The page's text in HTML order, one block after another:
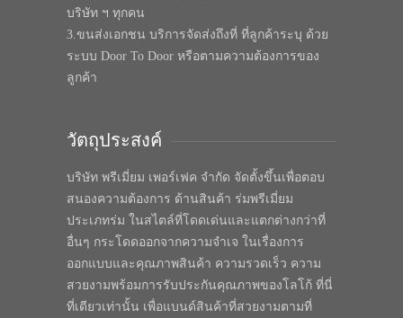
บริษัท ฯ ทุกคน
3.ขนส่งเอกชน บริการจัดส่งถึงที่ ที่ลูกค้าระบุ ด้วย
ระบบ Door To Door หรือตามความต้องการของ
ลูกค้า
วัตถุประสงค์
บริษัท พรีเมี่ยม เพอร์เฟค จำกัด จัดตั้งขึ้นเพื่อตอบ
สนองความต้องการ ด้านสินค้า ร่มพรีเมี่ยม
ประเภทร่ม ในสไตล์ที่โดดเด่นและแตกต่างกว่าที่
อื่นๆ กระโดดออกจากความจำเจ ในเรื่องการ
ออกแบบและคุณภาพสินค้า ความรวดเร็ว ความ
สวยงามพร้อมการรับประกันคุณภาพของโลโก้ ที่นี่
ที่เดียวเท่านั้น เพื่อแบนด์สินค้าที่สวยงามตามที่